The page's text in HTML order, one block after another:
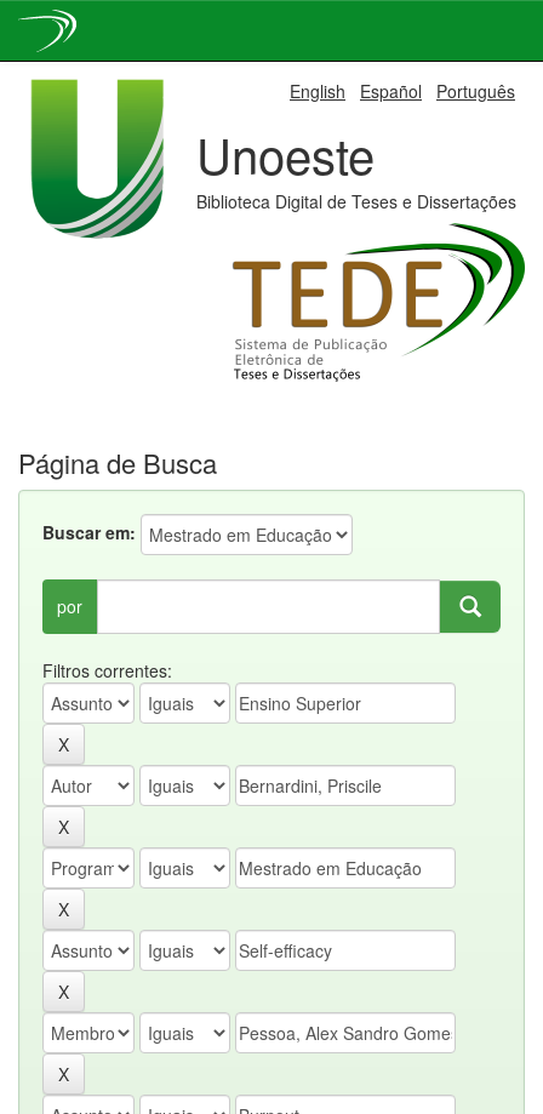
English Español Português
Unoeste
Biblioteca Digital de Teses e Dissertações
Página de Busca
Buscar em:
por
Filtros correntes: